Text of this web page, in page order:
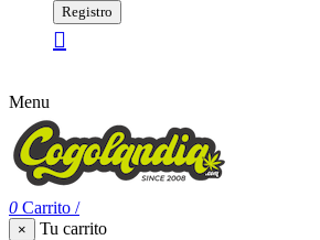
Registro
Menu
0 Carrito /
×
Tu carrito